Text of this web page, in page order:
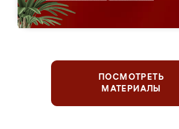
ПОСМОТРЕТЬ
МАТЕРИАЛЫ